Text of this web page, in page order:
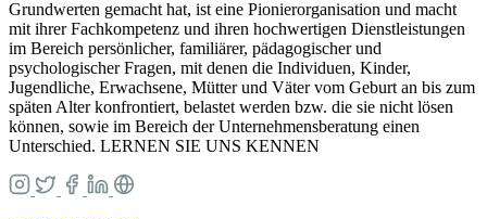
Grundwerten gemacht hat, ist eine Pionierorganisation und macht
mit ihrer Fachkompetenz und ihren hochwertigen Dienstleistungen
im Bereich persönlicher, familiärer, pädagogischer und
psychologischer Fragen, mit denen die Individuen, Kinder,
Jugendliche, Erwachsene, Mütter und Väter vom Geburt an bis zum
späten Alter konfrontiert, belastet werden bzw. die sie nicht lösen
können, sowie im Bereich der Unternehmensberatung einen
Unterschied. LERNEN SIE UNS KENNEN